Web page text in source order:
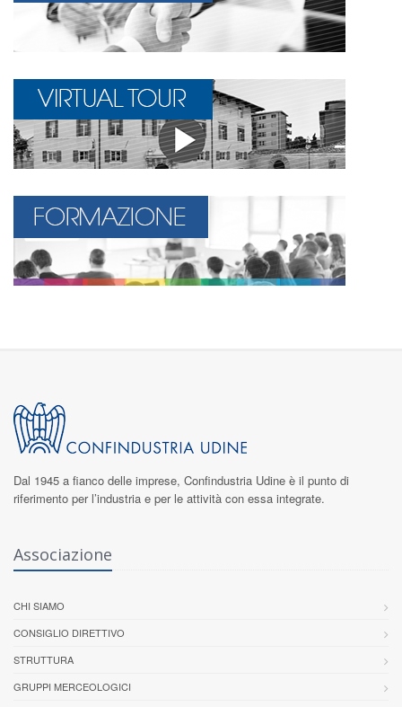
Dal 1945 a fianco delle imprese, Confindustria Udine è il punto di
riferimento per l’industria e per le attività con essa integrate.
Associazione
CHI SIAMO
CONSIGLIO DIRETTIVO
STRUTTURA
GRUPPI MERCEOLOGICI